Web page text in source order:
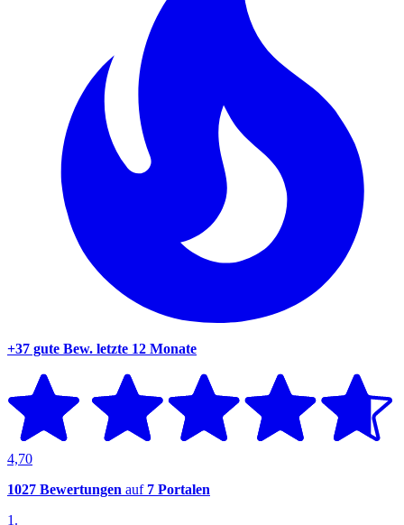
+37 gute Bew. letzte 12 Monate
4,70
1027 Bewertungen auf 7 Portalen
1.